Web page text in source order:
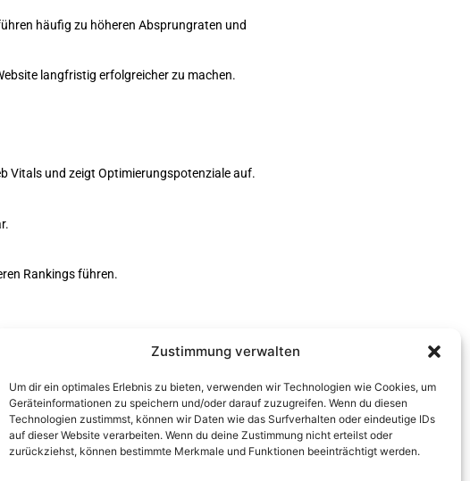
Zustimmung verwalten
Um dir ein optimales Erlebnis zu bieten, verwenden wir Technologien wie Cookies, um
Geräteinformationen zu speichern und/oder darauf zuzugreifen. Wenn du diesen
Technologien zustimmst, können wir Daten wie das Surfverhalten oder eindeutige IDs
auf dieser Website verarbeiten. Wenn du deine Zustimmung nicht erteilst oder
zurückziehst, können bestimmte Merkmale und Funktionen beeinträchtigt werden.
häufig zu höheren Absprungraten und
langfristig erfolgreicher zu machen.
Vitals und zeigt Optimierungspotenziale auf.
Rankings führen.